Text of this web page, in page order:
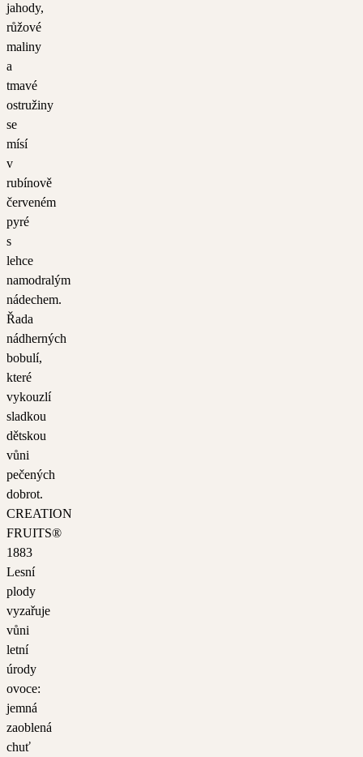
jahody,
růžové
maliny
a
tmavé
ostružiny
se
mísí
v
rubínově
červeném
pyré
s
lehce
namodralým
nádechem.
Řada
nádherných
bobulí,
které
vykouzlí
sladkou
dětskou
vůni
pečených
dobrot.
CREATION
FRUITS®
1883
Lesní
plody
vyzařuje
vůni
letní
úrody
ovoce:
jemná
zaoblená
chuť